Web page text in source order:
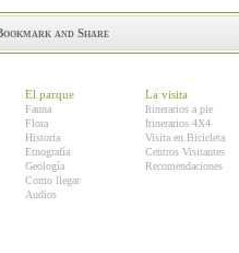
El parque
Fauna
Flora
Historia
Etnografía
Geología
Como llegar
Audios
La visita
Itinerarios a pie
Itinerarios 4X4
Visita en Bicicleta
Centros Visitantes
Recomendaciones